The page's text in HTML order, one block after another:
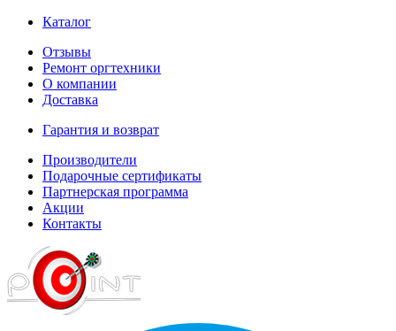
Каталог
Отзывы
Ремонт оргтехники
О компании
Доставка
Гарантия и возврат
Производители
Подарочные сертификаты
Партнерская программа
Акции
Контакты